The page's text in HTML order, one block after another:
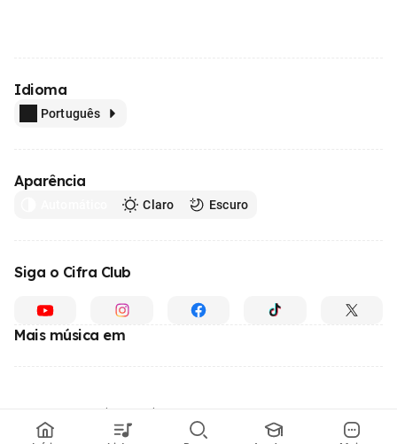
Idioma
Português
Aparência
Claro Escuro
Siga o Cifra Club
Mais música em
© 1996 - 2026, o maior site de ensino de música do Brasil